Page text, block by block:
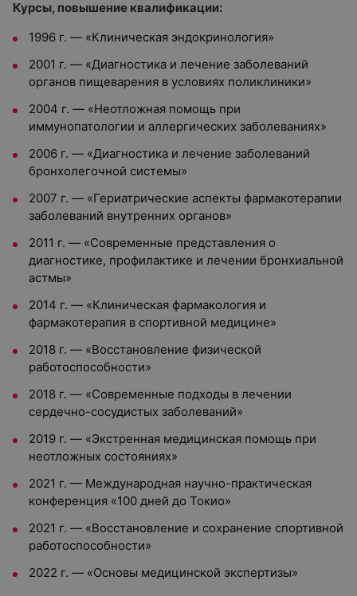
Курсы, повышение квалификации:
1996 г. — «Клиническая эндокринология»
2001 г. — «Диагностика и лечение заболеваний
органов пищеварения в условиях поликлиники»
2004 г. — «Неотложная помощь при
иммунопатологии и аллергических заболеваниях»
2006 г. — «Диагностика и лечение заболеваний
бронхолегочной системы»
2007 г. — «Гериатрические аспекты фармакотерапии
заболеваний внутренних органов»
2011 г. — «Современные представления о
диагностике, профилактике и лечении бронхиальной
астмы»
2014 г. — «Клиническая фармакология и
фармакотерапия в спортивной медицине»
2018 г. — «Восстановление физической
работоспособности»
2018 г. — «Современные подходы в лечении
сердечно-сосудистых заболеваний»
2019 г. — «Экстренная медицинская помощь при
неотложных состояниях»
2021 г. — Международная научно-практическая
конференция «100 дней до Токио»
2021 г. — «Восстановление и сохранение спортивной
работоспособности»
2022 г. — «Основы медицинской экспертизы»